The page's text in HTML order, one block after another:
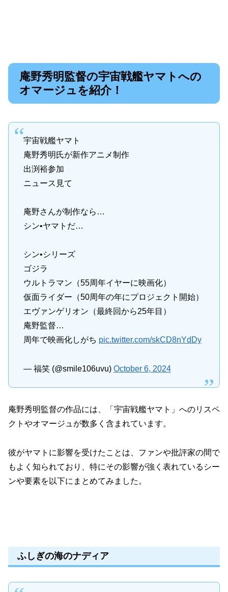
庵野秀明監督の宇宙戦艦ヤマトへの
オマージュを紹介！
宇宙戦艦ヤマト
庵野秀明氏が新作アニメ制作
出渕裕参加
ニュース見て
庵野さんが制作なら…
シン•ヤマトだ…
シン•シリーズ
ゴジラ
ウルトラマン（55周年イヤーに映画化）
仮面ライダー（50周年の年にプロジェクト開始）
エヴァンゲリオン（最終回から25年目）
庵野監督…
周年で映画化しがち pic.twitter.com/skCD8nYdDy
— 福笑 (@smile106uvu) October 6, 2024
庵野秀明監督の作品には、「宇宙戦艦ヤマト」へのリスペ
クトやオマージュが数多く含まれています。
彼がヤマトに影響を受けたことは、ファンや批評家の間で
もよく知られており、特にその影響が強く表れているシー
ンや要素を以下にまとめてみました。
ふしぎの海のナディア